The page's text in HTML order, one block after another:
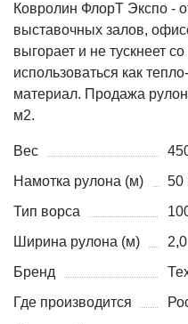
Ковролин ФлорТ Экспо -
выставочных залов,
выгорает и не тускнеет
использоваться как
материал. Продажа
м2.
Вес
Намотка рулона (м)
50
Тип ворса
Ширина рулона (м)
2,0
Бренд
Где производится